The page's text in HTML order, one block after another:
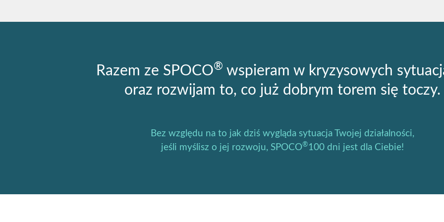
Razem ze SPOCO® wspieram w kryzysowych
oraz rozwijam to, co już dobrym torem się toczy.
Bez względu na to jak dziś wygląda sytuacja Twojej działalności,
jeśli myślisz o jej rozwoju, SPOCO®100 dni jest dla Ciebie!